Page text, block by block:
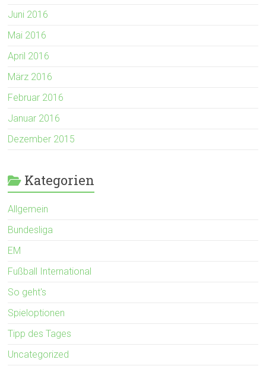
Juni 2016
Mai 2016
April 2016
März 2016
Februar 2016
Januar 2016
Dezember 2015
Kategorien
Allgemein
Bundesliga
EM
Fußball International
So geht's
Spieloptionen
Tipp des Tages
Uncategorized